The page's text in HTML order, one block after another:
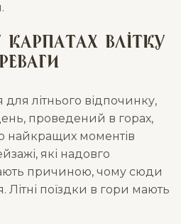
влітку
літнього відпочинку,
проведений в горах,
найкращих моментів
які надовго
причиною, чому сюди
Літні поїздки в гори мають